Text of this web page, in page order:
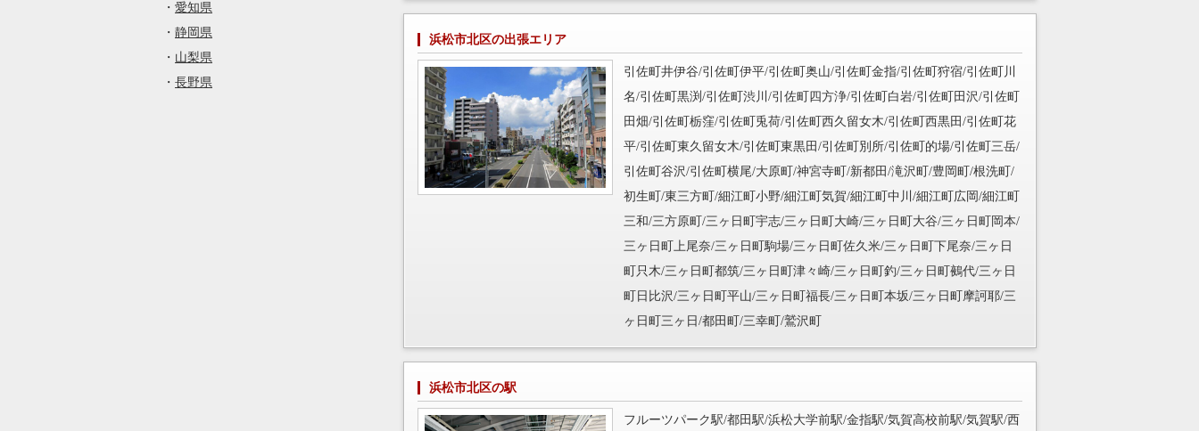
浜松市北区の出張エリア
引佐町井伊谷/引佐町伊平/引佐町奥山/引佐町金指/引佐町狩宿/引佐町川
名/引佐町黒渕/引佐町渋川/引佐町四方浄/引佐町白岩/引佐町田沢/引佐町
田畑/引佐町栃窪/引佐町兎荷/引佐町西久留女木/引佐町西黒田/引佐町花
平/引佐町東久留女木/引佐町東黒田/引佐町別所/引佐町的場/引佐町三岳/
引佐町谷沢/引佐町横尾/大原町/神宮寺町/新都田/滝沢町/豊岡町/根洗町/
初生町/東三方町/細江町小野/細江町気賀/細江町中川/細江町広岡/細江町
三和/三方原町/三ヶ日町宇志/三ヶ日町大崎/三ヶ日町大谷/三ヶ日町岡本/
三ヶ日町上尾奈/三ヶ日町駒場/三ヶ日町佐久米/三ヶ日町下尾奈/三ヶ日
町只木/三ヶ日町都筑/三ヶ日町津々崎/三ヶ日町釣/三ヶ日町鵺代/三ヶ日
町日比沢/三ヶ日町平山/三ヶ日町福長/三ヶ日町本坂/三ヶ日町摩訶耶/三
ヶ日町三ヶ日/都田町/三幸町/鷲沢町
浜松市北区の駅
フルーツパーク駅/都田駅/浜松大学前駅/金指駅/気賀高校前駅/気賀駅/西
・ 愛知県
・ 静岡県
・ 山梨県
・ 長野県